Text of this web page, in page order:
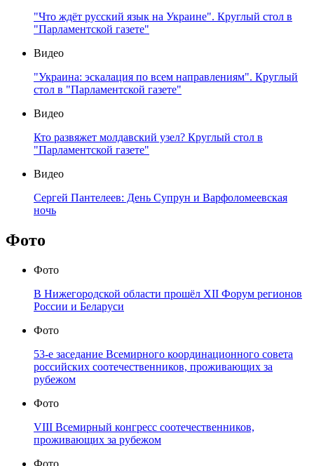
"Что ждёт русский язык на Украине". Круглый стол в
"Парламентской газете"
Видео
"Украина: эскалация по всем направлениям". Круглый
стол в "Парламентской газете"
Видео
Кто развяжет молдавский узел? Круглый стол в
"Парламентской газете"
Видео
Сергей Пантелеев: День Супрун и Варфоломеевская
ночь
Фото
Фото
В Нижегородской области прошёл XII Форум регионов
России и Беларуси
Фото
53-е заседание Всемирного координационного совета
российских соотечественников, проживающих за
рубежом
Фото
VIII Всемирный конгресс соотечественников,
проживающих за рубежом